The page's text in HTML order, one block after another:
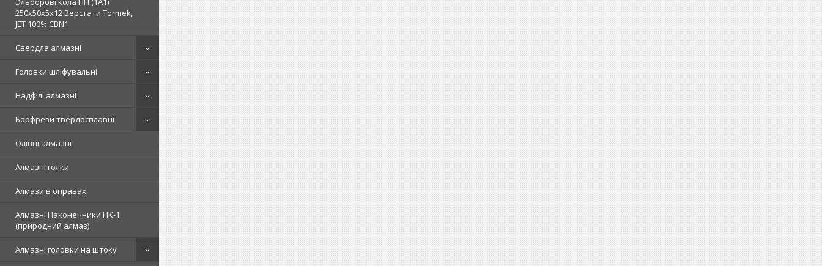
250х50х5х12 Верстати Tormek,
JET 100% СВN1
Свердла алмазні
Головки шліфувальні
Надфілі алмазні
Борфрези твердосплавні
Олівці алмазні
Алмазні голки
Алмази в оправах
Алмазні Наконечники НК-1
(природний алмаз)
Алмазні головки на штоку